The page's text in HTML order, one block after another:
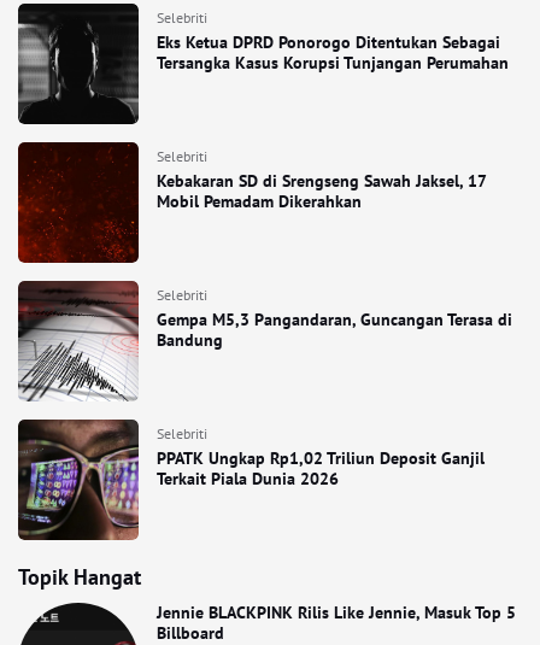
Selebriti
Eks Ketua DPRD Ponorogo Ditentukan Sebagai
Tersangka Kasus Korupsi Tunjangan Perumahan
Selebriti
Kebakaran SD di Srengseng Sawah Jaksel, 17
Mobil Pemadam Dikerahkan
Selebriti
Gempa M5,3 Pangandaran, Guncangan Terasa di
Bandung
Selebriti
PPATK Ungkap Rp1,02 Triliun Deposit Ganjil
Terkait Piala Dunia 2026
Topik Hangat
Jennie BLACKPINK Rilis Like Jennie, Masuk Top 5
Billboard